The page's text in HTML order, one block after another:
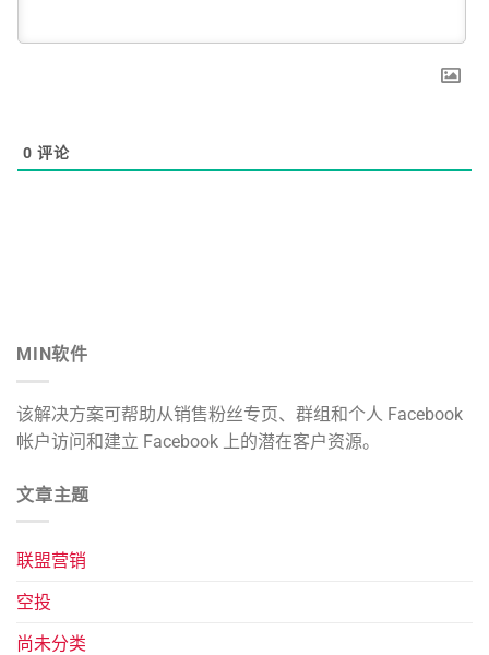
0 评论
MIN软件
该解决方案可帮助从销售粉丝专页、群组和个人 Facebook
帐户访问和建立 Facebook 上的潜在客户资源。
文章主题
联盟营销
空投
尚未分类